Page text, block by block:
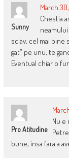
Sunny
March 30,
Chestia
sclav, cel mai bine
gat” pe unu, te
Eventual chiar o
Pro Atitudine
Nu e
bune, insa fara a